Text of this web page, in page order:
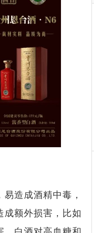
造成酒精中毒，
成额外损害，比如